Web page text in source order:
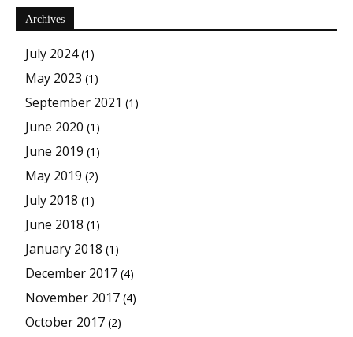
Archives
July 2024(1)
May 2023 (1)
September 2021 (1)
June 2020 (1)
June 2019 (1)
May 2019 (2)
July 2018 (1)
June 2018 (1)
January 2018 (1)
December 2017 (4)
November 2017 (4)
October 2017 (2)